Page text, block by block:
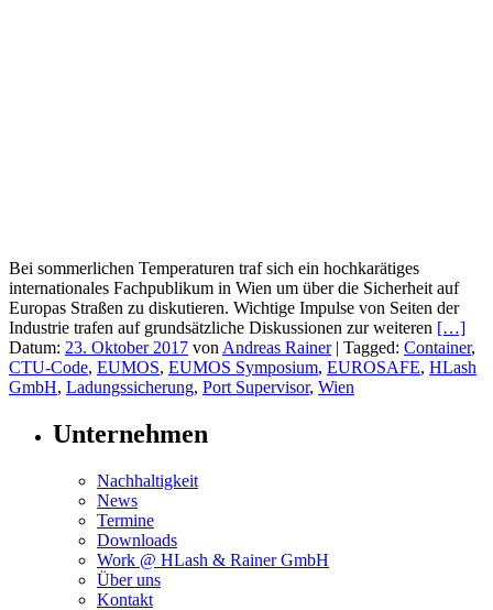
Bei sommerlichen Temperaturen traf sich ein hochkarätiges
internationales Fachpublikum in Wien um über die Sicherheit auf
Europas Straßen zu diskutieren. Wichtige Impulse von Seiten der
Industrie trafen auf grundsätzliche Diskussionen zur weiteren […]
Datum: 23. Oktober 2017 von Andreas Rainer| Tagged: Container,
CTU-Code, EUMOS, EUMOS Symposium, EUROSAFE, HLash
GmbH, Ladungssicherung, Port Supervisor, Wien
Unternehmen
Nachhaltigkeit
News
Termine
Downloads
Work @ HLash & Rainer GmbH
Über uns
Kontakt